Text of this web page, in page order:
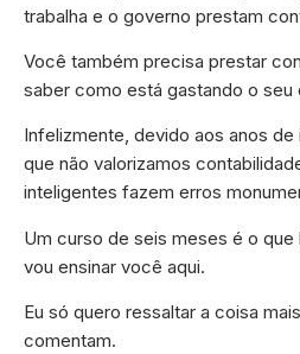
trabalha e o governo prestam
Você também precisa prestar
saber como está gastando o seu
Infelizmente, devido aos anos
que não valorizamos
inteligentes fazem erros
Um curso de seis meses é o que
vou ensinar você aqui.
Eu só quero ressaltar a coisa
comentam.